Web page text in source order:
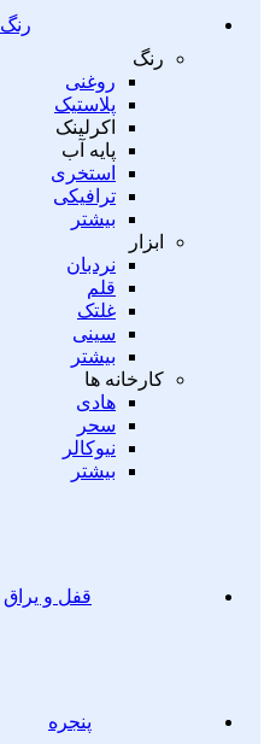
رنگ
رنگ
روغنی
پلاستیک
اکرلینک
پایه آب
استخری
ترافیکی
بیشتر
ابزار
نردبان
قلم
غلتک
سینی
بیشتر
کارخانه ها
هادی
سحر
نیوکالر
بیشتر
قفل و یراق
پنجره